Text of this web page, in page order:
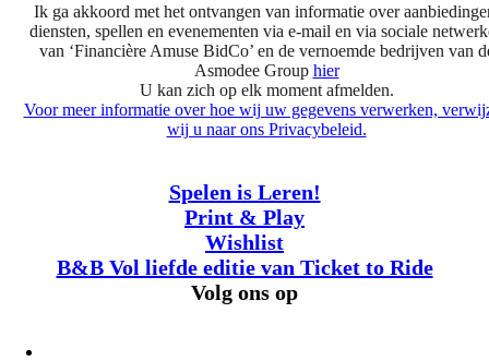
Ik ga akkoord met het ontvangen van informatie over
diensten, spellen en evenementen via e-mail en via sociale
van ‘Financière Amuse BidCo’ en de vernoemde bedrijven van
Asmodee Group hier
U kan zich op elk moment afmelden.
Voor meer informatie over hoe wij uw gegevens verwerken,
wij u naar ons Privacybeleid.
Spelen is Leren!
Print & Play
Wishlist
B&B Vol liefde editie van Ticket to Ride
Volg ons op